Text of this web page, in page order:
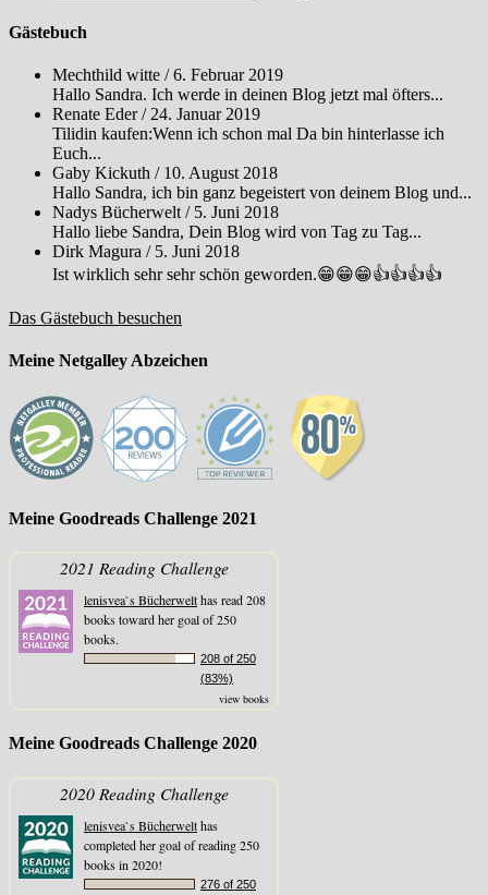
Gästebuch
Mechthild witte /6. Februar 2019
Hallo Sandra. Ich werde in deinen Blog jetzt mal öfters...
Renate Eder/ 24. Januar 2019
Tilidin kaufen:Wenn ich schon mal Da bin hinterlasse ich
Euch...
Gaby Kickuth / 10. August 2018
Hallo Sandra, ich bin ganz begeistert von deinem Blog und...
Nadys Bücherwelt / 5. Juni 2018
Hallo liebe Sandra, Dein Blog wird von Tag zu Tag...
Dirk Magura / 5. Juni 2018
Ist wirklich sehr sehr schön geworden.😁😁😁👍👍👍👍
Das Gästebuch besuchen
Meine Netgalley Abzeichen
Meine Goodreads Challenge 2021
2021 Reading Challenge
lenisvea`s Bücherwelthas read 208
books toward her goal of 250
books.
208 of 250
(83%)
view books
Meine Goodreads Challenge 2020
2020 Reading Challenge
lenisvea`s Bücherwelthas
completed her goal of reading 250
books in 2020!
276 of 250